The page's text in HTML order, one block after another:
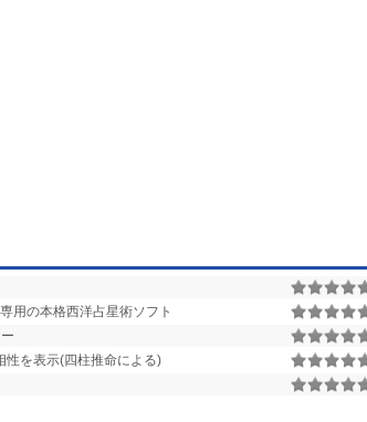
用の本格西洋占星術ソフト
性を表示(四柱推命による)